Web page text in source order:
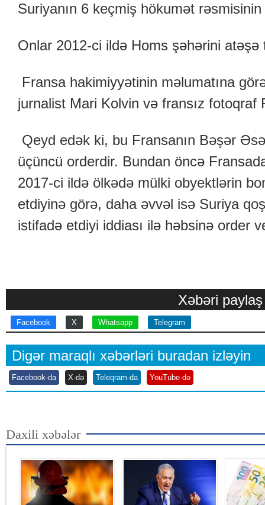
Suriyanın 6 keçmiş hökumət
Onlar 2012-ci ildə Homs şəhərini
Fransa hakimiyyətinin məlumatına
jurnalist Mari Kolvin və fransız fotoqraf
Qeyd edək ki, bu Fransanın Bəşər
üçüncü orderdir. Bundan öncə
2017-ci ildə ölkədə mülki obyektlərin
etdiyinə görə, daha əvvəl isə Suriya
istifadə etdiyi iddiası ilə həbsinə order
Xəbəri paylaş
Facebook X Whatsapp Telegram
Digər maraqlı xəbərləri buradan izləyin
Facebook-da X-də Teleqram-da YouTube-də
Daxili xəbələr